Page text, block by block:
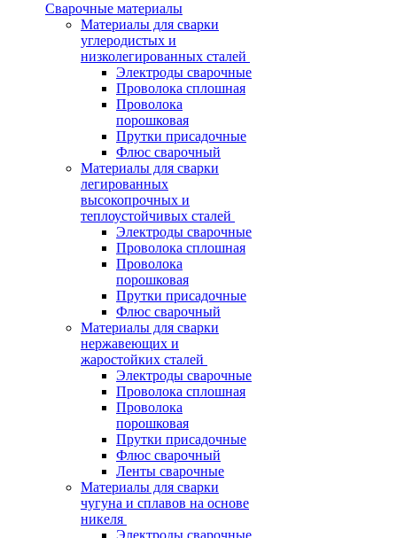
Сварочные материалы
Материалы для сварки
углеродистых и
низколегированных сталей
Электроды сварочные
Проволока сплошная
Проволока
порошковая
Прутки присадочные
Флюс сварочный
Материалы для сварки
легированных
высокопрочных и
теплоустойчивых сталей
Электроды сварочные
Проволока сплошная
Проволока
порошковая
Прутки присадочные
Флюс сварочный
Материалы для сварки
нержавеющих и
жаростойких сталей
Электроды сварочные
Проволока сплошная
Проволока
порошковая
Прутки присадочные
Флюс сварочный
Ленты сварочные
Материалы для сварки
чугуна и сплавов на основе
никеля
Электроды сварочные